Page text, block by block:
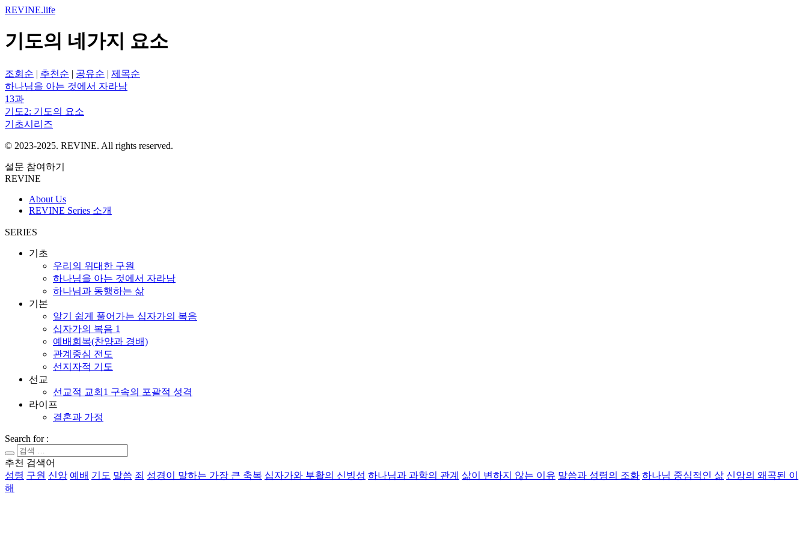
REVINE.life
기도의 네가지 요소
조회순 | 추천순 | 공유순 | 제목순
하나님을 아는 것에서 자라남
13과
기도2: 기도의 요소
기초시리즈
© 2023-2025. REVINE. All rights reserved.
설문 참여하기
REVINE
About Us
REVINE Series 소개
SERIES
기초
우리의 위대한 구원
하나님을 아는 것에서 자라남
하나님과 동행하는 삶
기본
알기 쉽게 풀어가는 십자가의 복음
십자가의 복음 1
예배회복(찬양과 경배)
관계중심 전도
선지자적 기도
선교
선교적 교회1 구속의 포괄적 성격
라이프
결혼과 가정
Search for :
추천 검색어
성령 구원 신앙 예배 기도 말씀 죄 성경이 말하는 가장 큰 축복 십자가와 부활의 신빙성 하나님과 과학의 관계 삶이 변하지 않는 이유 말씀과 성령의 조화 하나님 중심적인 삶 신앙의 왜곡된 이
해